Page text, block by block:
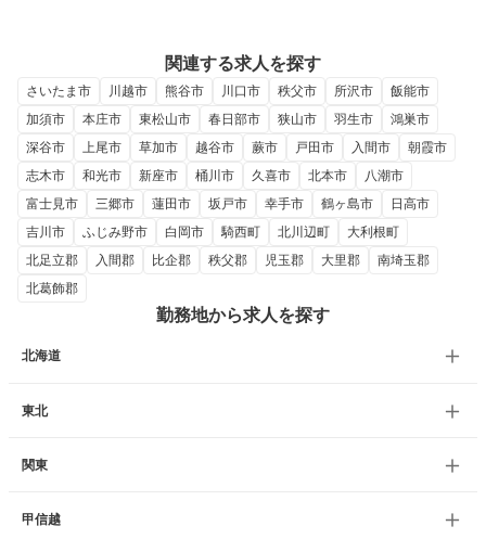
関連する求人を探す
さいたま市 川越市 熊谷市 川口市 秩父市 所沢市
飯能市
加須市
本庄市 東松山市 春日部市 狭山市 羽生市
鴻巣市
深谷市
上尾市 草加市 越谷市 蕨市 戸田市 入間市
朝霞市
志木市
和光市 新座市 桶川市 久喜市 北本市
八潮市
富士見市
三郷市 蓮田市 坂戸市 幸手市 鶴ヶ島市
日高市
吉川市
ふじみ野市 白岡市 騎西町 北川辺町
大利根町
北足立郡
入間郡 比企郡 秩父郡 児玉郡 大里郡
南埼玉郡
北葛飾郡
勤務地から求人を探す
北海道
東北
関東
甲信越